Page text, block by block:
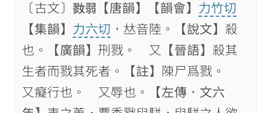
〔古文〕𡠢𦐱 【唐韻】 【韻會】 力竹切
【集韻】 力六切 ，𠀤音陸。 【說文】 殺
也。
【廣韻】 𠛬戮。 又 【晉語】 殺其
生者而戮其死者。
【註】 𨻰尸爲戮。
又癡行也。 又辱也。
【左傳．文六